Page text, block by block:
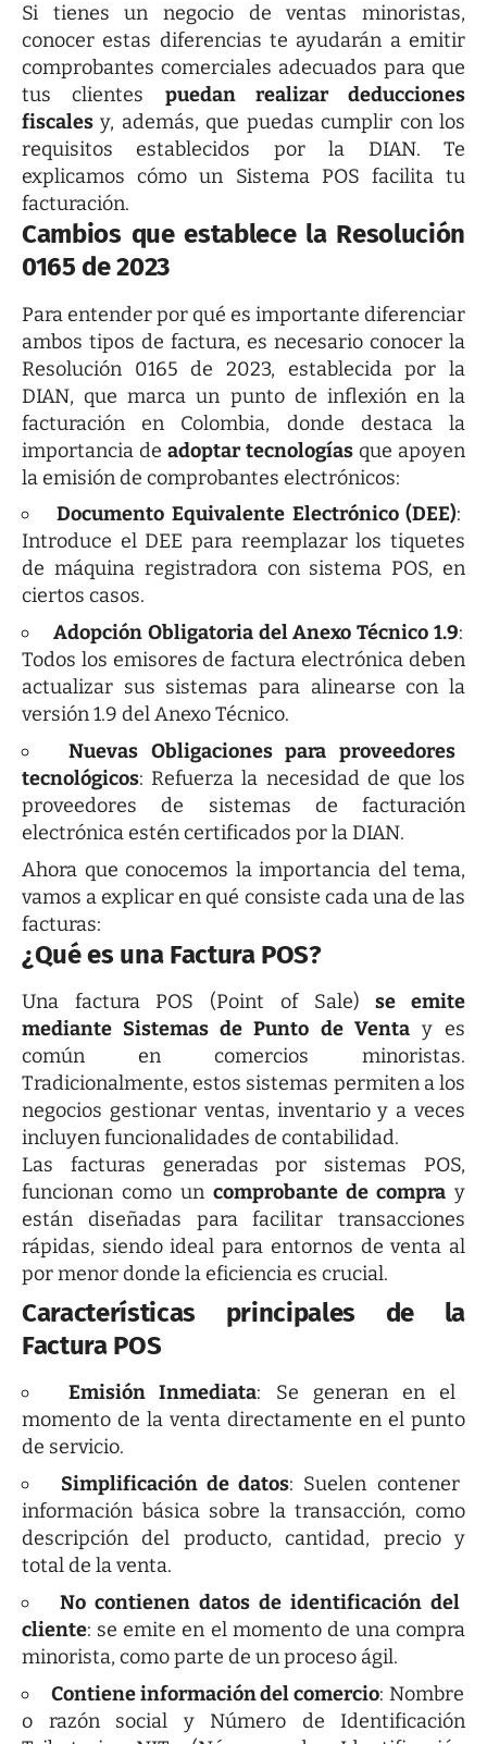
Si tienes un negocio de ventas minoristas,
conocer estas diferencias te ayudarán a emitir
comprobantes comerciales adecuados para que
tus clientes puedan realizar deducciones
fiscales y, además, que puedas cumplir con los
requisitos establecidos por la DIAN. Te
explicamoscómo un Sistema POS facilita tu
facturación.
Cambios que establece la Resolución
0165 de 2023
Para entender por qué es importante diferenciar
ambos tipos de factura, es necesario conocer la
Resolución 0165 de 2023, establecida por la
DIAN, que marca un punto de inflexión en la
facturación en Colombia, donde destaca la
importancia deadoptar tecnologíasque apoyen
la emisión de comprobantes electrónicos:
Documento Equivalente Electrónico (DEE):
Introduce el DEE para reemplazar los tiquetes
de máquina registradora con sistema POS, en
ciertos casos.
Adopción Obligatoria del Anexo Técnico 1.9:
Todos los emisores de factura electrónica deben
actualizar sus sistemas para alinearse con la
versión 1.9 del Anexo Técnico.
Nuevas Obligaciones para proveedores
tecnológicos: Refuerza la necesidad de que los
proveedores de sistemas de facturación
electrónica estén certificados por la DIAN.
Ahora que conocemos la importancia del tema,
vamos a explicar en qué consiste cada una de las
facturas:
¿Qué es una Factura POS?
Una factura POS (Point of Sale)se emite
mediante Sistemas de Punto de Ventay es
común en comercios minoristas.
Tradicionalmente, estos sistemas permiten a los
negocios gestionar ventas, inventario y a veces
incluyen funcionalidades de contabilidad.
Las facturas generadas por sistemas POS,
funcionan como un comprobante de compray
están diseñadas para facilitar transacciones
rápidas, siendo ideal para entornos de venta al
por menor donde la eficiencia es crucial.
Características principales de la
Factura POS
Emisión Inmediata: Se generan en el
momento de la venta directamente en el punto
de servicio.
Simplificación de datos: Suelen contener
información básica sobre la transacción, como
descripción del producto, cantidad, precio y
total de la venta.
No contienen datos de identificación del
cliente: se emite en el momento de una compra
minorista, como parte de un proceso ágil.
Contiene información del comercio: Nombre
o razón social y Número de Identificación